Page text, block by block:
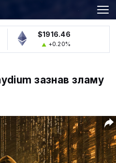
$1916.46
+0.20%
зазнав зламу